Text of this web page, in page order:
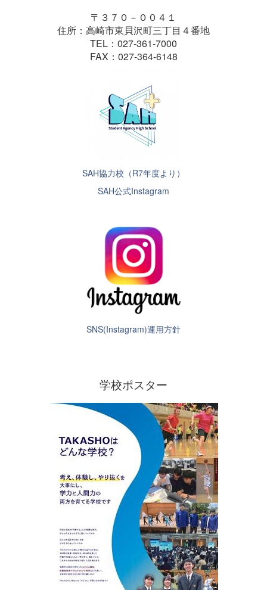
〒３７０－００４１
住所：高崎市東貝沢町三丁目４番地
TEL：027-361-7000
FAX：027-364-6148
SAH協力校（R7年度より）
SAH公式Instagram
SNS(Instagram)運用方針
学校ポスター